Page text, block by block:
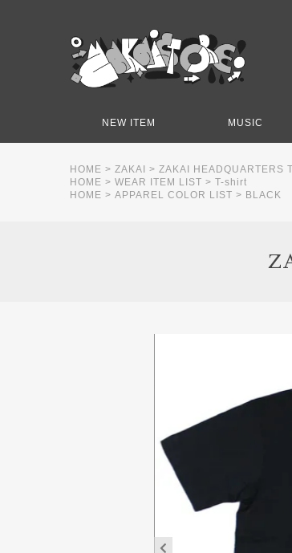
NEW ITEM MUSIC
HOME > ZAKAI > ZAKAI HEADQUARTERS
HOME > WEAR ITEM LIST > T-shirt
HOME > APPAREL COLOR LIST > BLACK